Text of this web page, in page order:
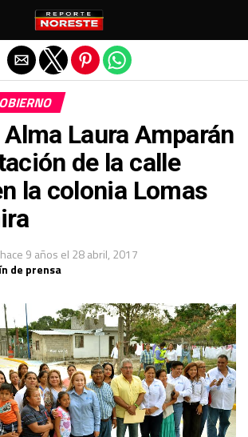
Laura Amparán
de la calle
la colonia Lomas
hace 9 años el 28 abril, 2017
de prensa
Salir de la versión móvil